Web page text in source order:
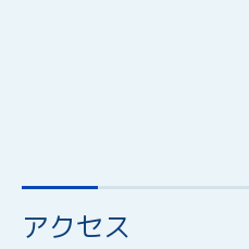
アクセス